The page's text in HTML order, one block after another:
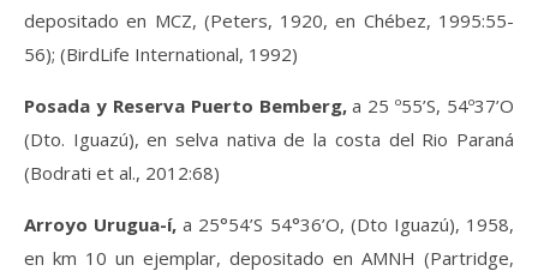
depositado en MCZ, (Peters, 1920, en Chébez, 1995:55-
56); (BirdLife International, 1992)
Posada y Reserva Puerto Bemberg,a 25 º55’S, 54º37’O
(Dto. Iguazú), en selva nativa de la costa del Rio Paraná
(Bodrati et al., 2012:68)
Arroyo Urugua-í, a 25°54’S 54°36’O, (Dto Iguazú), 1958,
en km 10 un ejemplar, depositado en AMNH (Partridge,